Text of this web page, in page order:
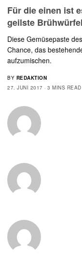
Für die einen ist
geilste
Diese Gemüsepaste
Chance, das
aufzumischen.
BY REDAKTION
27. JUNI 2017
3 MINS READ